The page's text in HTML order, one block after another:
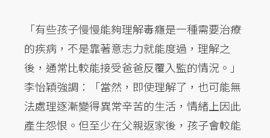
「有些孩子慢慢能夠理解毒癮是一種需要治療
的疾病，不是靠著意志力就能度過，理解之
後，通常比較能接受爸爸反覆入監的情況。」
李怡穎強調：「當然，即使理解了，也可能無
法處理逐漸變得異常辛苦的生活，情緒上因此
產生怨恨。但至少在父親返家後，孩子會較能